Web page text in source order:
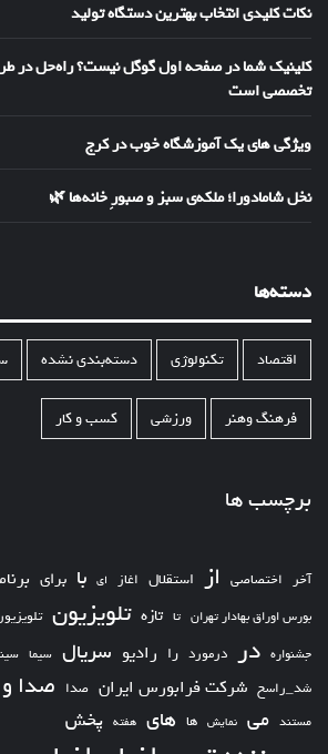
نکات کلیدی انتخاب بهترین دستگاه تولید
کلینیک شما در صفحه اول گوگل نیست؟ راه‌حل در
تخصصی است
ویژگی های یک آموزشگاه خوب در کرج
نخل شامادورا؛ ملکه‌ی سبز و صبورِ خانه‌ها 🌿
دسته‌ها
اقتصاد تکنولوژی دسته‌بندی نشده
فرهنگ وهنر ورزشی کسب و کار
برچسب ها
آخر اختصاصی از استقلال اغاز ای با برای
بورس اوراق بهادار تهران تا تازه تلویزیون
جشنواره در درمورد را رادیو سریال سیما
شد_راسخ شرکت فرابورس ایران صدا صدا
مستند می نمایش ها های هفته پخش